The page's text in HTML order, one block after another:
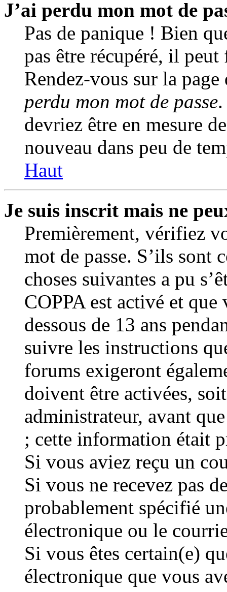
J’ai perdu mon mot de
Pas de panique ! Bien
pas être récupéré, il
Rendez-vous sur la
perdu mon mot de passe
devriez être en mesure
nouveau dans peu de
Haut
Je suis inscrit mais ne
Premièrement, vérifiez
mot de passe. S’ils sont
choses suivantes a pu
COPPA est activé et
dessous de 13 ans
suivre les instructions
forums exigeront
doivent être activées,
administrateur, avant
; cette information était
Si vous aviez reçu un
Si vous ne recevez pas
probablement spécifié
électronique ou le
Si vous êtes certain(e)
électronique que vous